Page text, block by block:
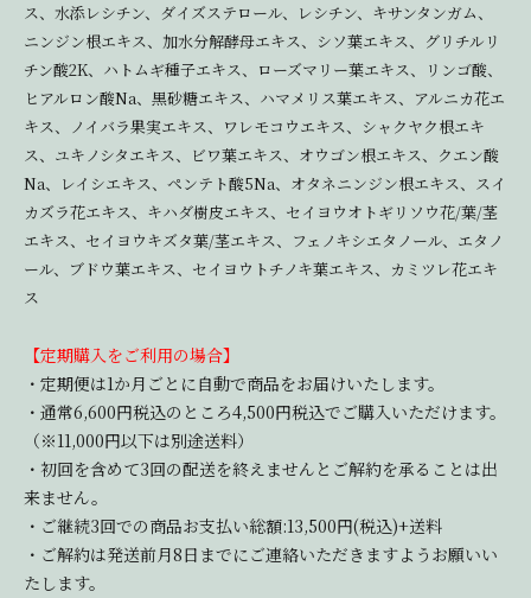
ス、水添レシチン、ダイズステロール、レシチン、キサンタンガム、
ニンジン根エキス、加水分解酵母エキス、シソ葉エキス、グリチルリ
チン酸2K、ハトムギ種子エキス、ローズマリー葉エキス、リンゴ酸、
ヒアルロン酸Na、黒砂糖エキス、ハマメリス葉エキス、アルニカ花エ
キス、ノイバラ果実エキス、ワレモコウエキス、シャクヤク根エキ
ス、ユキノシタエキス、ビワ葉エキス、オウゴン根エキス、クエン酸
Na、レイシエキス、ペンテト酸5Na、オタネニンジン根エキス、スイ
カズラ花エキス、キハダ樹皮エキス、セイヨウオトギリソウ花/葉/茎
エキス、セイヨウキズタ葉/茎エキス、フェノキシエタノール、エタノ
ール、ブドウ葉エキス、セイヨウトチノキ葉エキス、カミツレ花エキ
ス
【定期購入をご利用の場合】
・定期便は1か月ごとに自動で商品をお届けいたします。
・通常6,600円税込のところ4,500円税込でご購入いただけます。
（※11,000円以下は別途送料）
・初回を含めて3回の配送を終えませんとご解約を承ることは出
来ません。
・ご継続3回での商品お支払い総額:13,500円(税込)+送料
・ご解約は発送前月8日までにご連絡いただきますようお願いい
たします。